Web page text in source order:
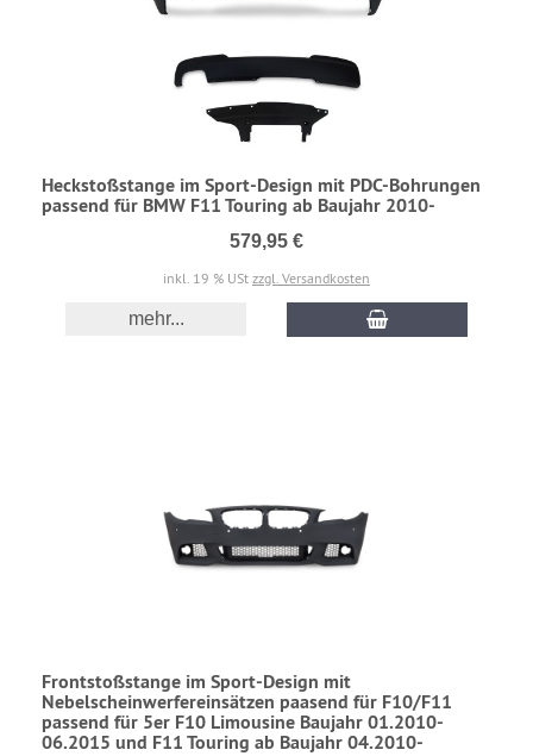
Heckstoßstange im Sport-Design mit PDC-Bohrungen
passend für BMW F11 Touring ab Baujahr 2010-
579,95 €
inkl. 19 % USt zzgl. Versandkosten
mehr...
Frontstoßstange im Sport-Design mit
Nebelscheinwerfereinsätzen paasend für F10/F11
passend für 5er F10 Limousine Baujahr 01.2010-
06.2015 und F11 Touring ab Baujahr 04.2010-